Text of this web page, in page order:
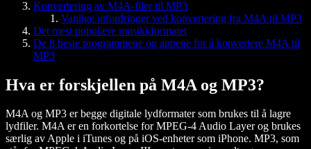
Konvertering av M4A-filer til MP3
Vanlige utfordringer ved konvertering fra M4A til MP3
Det mest populære musikkformatet
De 8 beste programmene og appene for å konvertere M4A til
MP3
Hva er forskjellen på M4A og MP3?
M4A og MP3 er begge digitale lydformater som brukes til å lagre
lydfiler. M4A er en forkortelse for MPEG-4 Audio Layer og brukes
særlig av Apple i iTunes og på iOS-enheter som iPhone. MP3, som